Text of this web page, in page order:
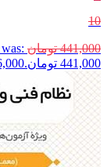
10
441,000 تومان
441,000 تومان.